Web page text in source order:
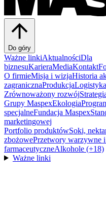
Do góry
Ważne linkiAktualnościDla
biznesuKarieraMediaKontakt
O firmieMisja i wizjaHistoria
zagranicznaProdukcjaLogistyka
Zrównoważony rozwój
Grupy MaspexEkologia
specjalneFundacja Maspex
marketingowej
Portfolio produktówSoki,
zbożowePrzetwory warzywne
farmaceutyczneAlkohole (+18)
Ważne linki